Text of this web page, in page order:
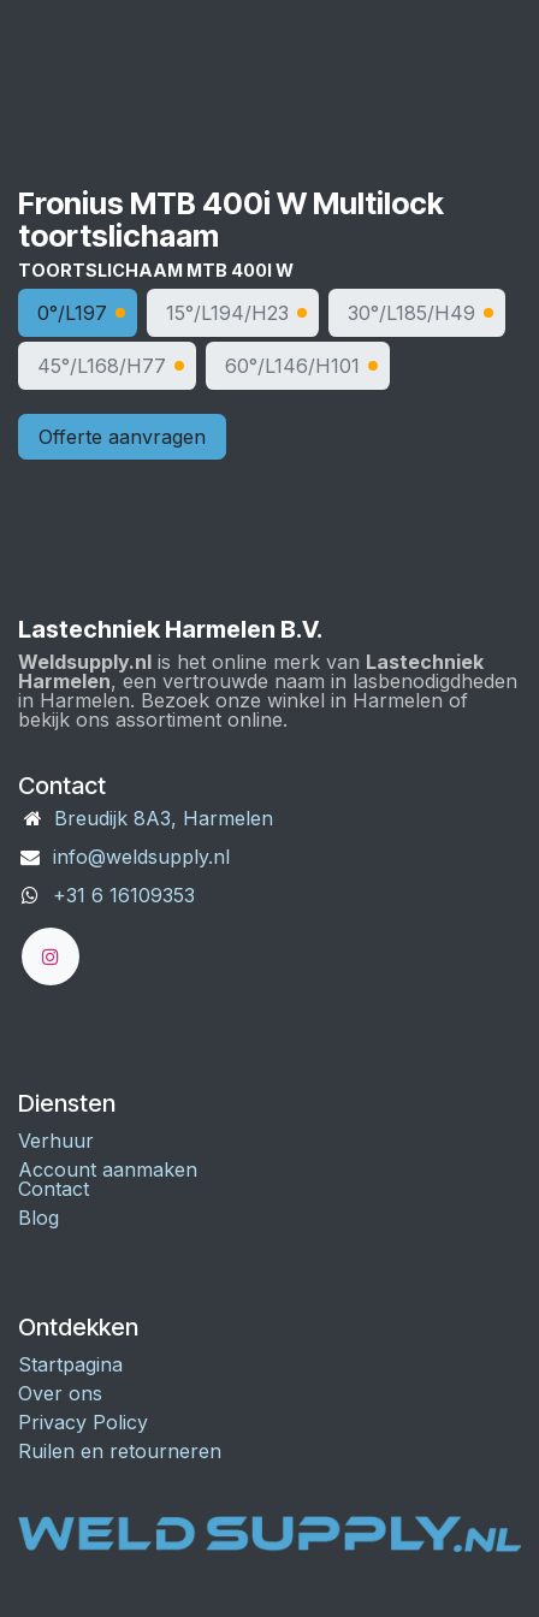
Fronius MTB 400i W Multilock
toortslichaam
TOORTSLICHAAM MTB 400I W
0°/L197 15°/L194/H23 30°/L185/H49
45°/L168/H77 60°/L146/H101
Offerte aanvragen
Lastechniek Harmelen B.V.
Weldsupply.nl is het online merk van Lastechniek
Harmelen, een vertrouwde naam in lasbenodigdheden
in Harmelen. Bezoek onze winkel in Harmelen of
bekijk ons assortiment online.
Contact
Breudijk 8A3, Harmelen
info@weldsupply.nl
+31 6 16109353
Diensten
Verhuur
Account aanmaken
Contact
Blog
Ontdekken
Startpagina
Over ons
Privacy Policy
Ruilen en retourneren